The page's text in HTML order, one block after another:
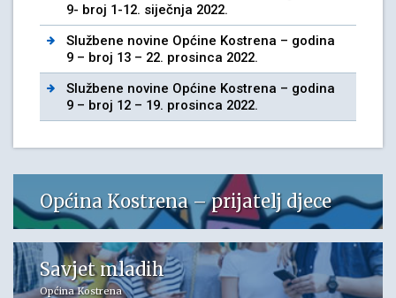
9- broj 1-12. siječnja 2022.
Službene novine Općine Kostrena – godina
9 – broj 13 – 22. prosinca 2022.
Službene novine Općine Kostrena – godina
9 – broj 12 – 19. prosinca 2022.
Općina Kostrena – prijatelj djece
Savjet mladih
Općina Kostrena